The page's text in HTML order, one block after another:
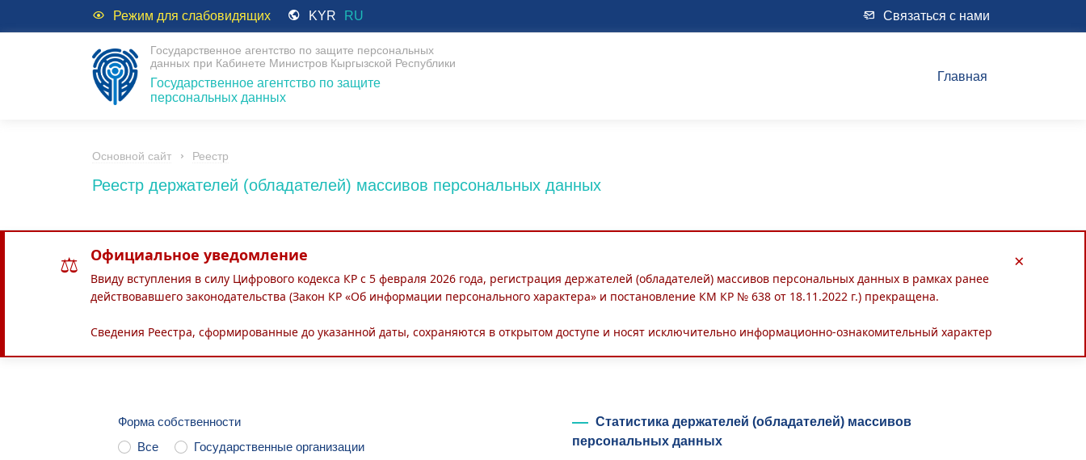
Режим для слабовидящих KYR RU Связаться с нами
Государственное агентство по защите персональных
данных при Кабинете Министров Кыргызской Республики
Государственное агентство по защите
персональных данных
Главная
Основной сайт Реестр
Реестр держателей (обладателей) массивов персональных данных
⚖ Официальное уведомление
Ввиду вступления в силу Цифрового кодекса КР с 5 февраля 2026 года, регистрация держателей (обладателей) массивов персональных данных в рамках ранее
действовавшего законодательства (Закон КР «Об информации персонального характера» и постановление КМ КР № 638 от 18.11.2022 г.) прекращена.
Сведения Реестра, сформированные до указанной даты, сохраняются в открытом доступе и носят исключительно информационно-ознакомительный характер
×
Форма собственности
Все
Государственные организации
Статистика держателей (обладателей) массивов
персональных данных